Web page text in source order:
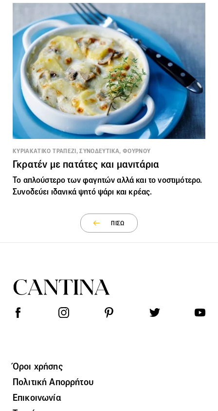
ΚΥΡΙΑΚΑΤΙΚΟ ΤΡΑΠΕΖΙ, ΣΥΝΟΔΕΥΤΙΚΑ, ΦΟΥΡΝΟΥ
Γκρατέν με πατάτες και μανιτάρια
Το απλούστερο των φαγητών αλλά και το νοστιμότερο.
Συνοδεύει ιδανικά ψητό ψάρι και κρέας.
ΠΙΣΩ
Όροι χρήσης
Πολιτική Απορρήτου
Επικοινωνία